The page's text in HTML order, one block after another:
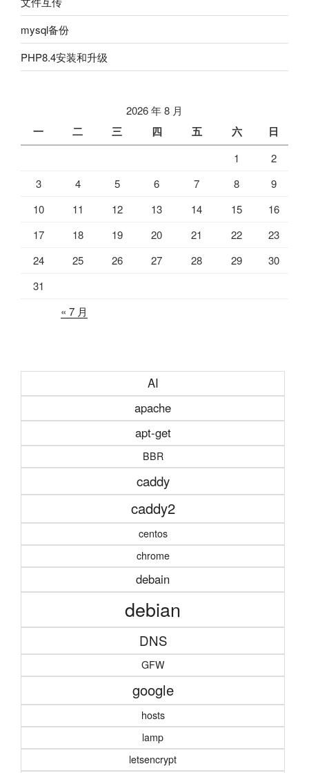
mysql备份
PHP8.4安装和升级
2026 年 8 月
一 二 三 四 五 六 日
1
2
3
4 5 6 7 8
9
10
11 12 13 14 15
16
17
18 19 20 21 22
23
24
25 26 27 28 29
30
31
« 7 月
AI
apache
apt-get
BBR
caddy
caddy2
centos
chrome
debain
debian
DNS
GFW
google
hosts
lamp
letsencrypt